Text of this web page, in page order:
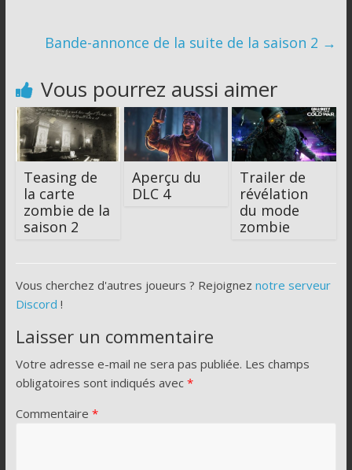
Bande-annonce de la suite de la saison 2 →
Vous pourrez aussi aimer
Teasing de
la carte
zombie de la
saison 2
Aperçu du
DLC 4
Trailer de
révélation
du mode
zombie
Vous cherchez d'autres joueurs ? Rejoignez notre serveur
Discord !
Laisser un commentaire
Votre adresse e-mail ne sera pas publiée. Les champs
obligatoires sont indiqués avec *
Commentaire *